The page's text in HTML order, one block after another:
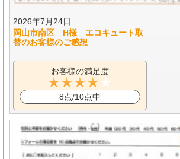
2026年7月24日
岡山市南区 H様 エコキュート取
替のお客様のご感想
お客様の満足度
8点/10点中